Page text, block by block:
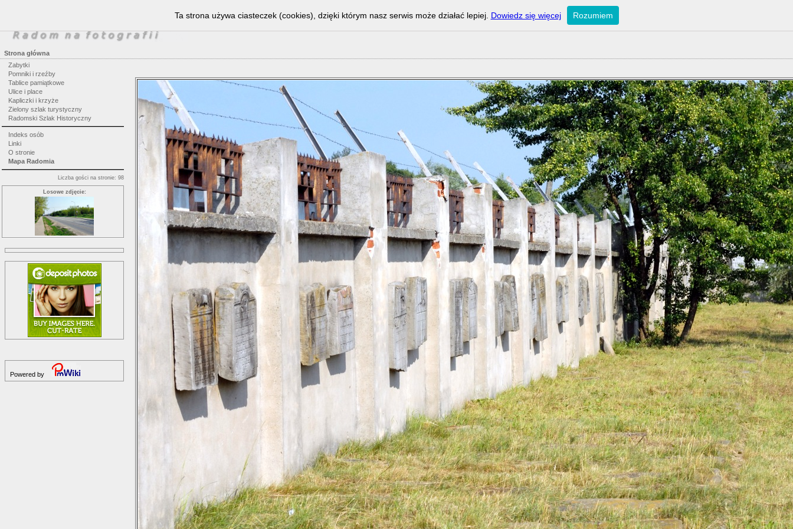
Strona główna
Zabytki
Pomniki i rzeźby
Tablice pamiątkowe
Ulice i place
Kapliczki i krzyże
Zielony szlak turystyczny
Radomski Szlak Historyczny
Indeks osób
Linki
O stronie
Mapa Radomia
Liczba gości na stronie: 98
Losowe zdjęcie:
Powered by
Ta strona używa ciasteczek (cookies), dzięki którym nasz serwis może działać lepiej. Dowiedz się więcej Rozumiem